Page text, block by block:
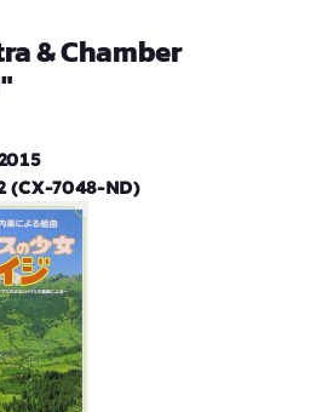
& Chamber
(CX-7048-ND)